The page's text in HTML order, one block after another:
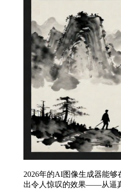
2026年的AI图像生成器能够
出令人惊叹的效果——从逼